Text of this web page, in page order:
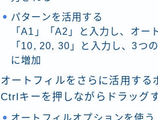
パターンを活用する
「A1」「A2」と入力し、オ
「10, 20, 30」と入力し、3つ
に増加
オートフィルをさらに活用する
Ctrlキーを押しながらドラッグ
オートフィルオプションを使